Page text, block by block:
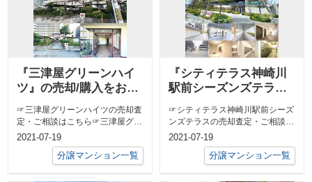
『三津屋グリーンハイ
ツ』の売却/購入をお考
えのお客様へ
☞三津屋グリーンハイツの売却査
定・ご相談はこちら☞三津屋グリ
ーンハイツの売り出し中の物件は
2021-07-19
分譲マンション一覧
『シティテラス神崎川
駅前シーズンズテラ
ス』の売却/購入をお考
えのお客様へ
☞シティテラス神崎川駅前シーズ
ンズテラスの売却査定・ご相談は
こちら☞シティテラス神崎川駅前
シーズンズ...
2021-07-19
分譲マンション一覧